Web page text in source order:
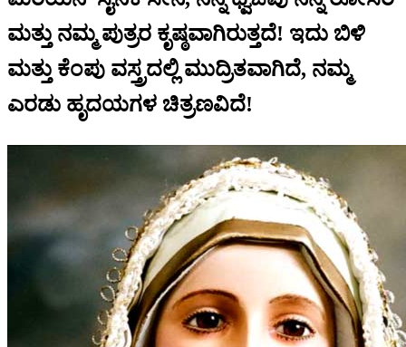
ಮತ್ತು ನಮ್ಮ ಪುತ್ರರ ಕೃಷ್ಠವಾಗಿರುತ್ತದೆ! ಇದು ಬಿಳಿ
ಮತ್ತು ಕೆಂಪು ವಸ್ತ್ರದಲ್ಲಿ ಮುದ್ರಿತವಾಗಿದೆ, ನಮ್ಮ
ಎರಡು ಹೃದಯಗಳ ಚಿತ್ರಣವಿದೆ!